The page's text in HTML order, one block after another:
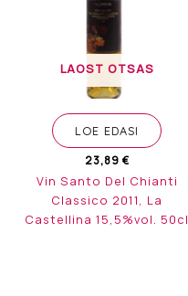
LAOST OTSAS
LOE EDASI
23,89 €
Vin Santo Del Chianti
Classico 2011, La
Castellina 15,5%vol. 50cl